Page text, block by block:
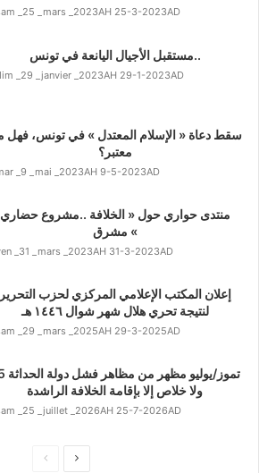
_25 _mars _2023AH 25-3-2023AD
مستقبل الأجيال اليانعة في تونس..
_29 _janvier _2023AH 29-1-2023AD
سقط دعاة « الإسلام المعتدل » في تونس، فهل
معتبر؟
_9 _mai _2023AH 9-5-2023AD
منتدى حواري حول « الخلافة ..مشروع حضاري
مشرق «
_31 _mars _2023AH 31-3-2023AD
إعلان المكتب الإعلامي المركزي لحزب التحرير
لنتيجة تحري هلال شهر شوال ١٤٤٦ هـ
_29 _mars _2025AH 29-3-2025AD
25 تموز/
ولا خلاص إلا بإقامة الخلافة الراشدة
_25 _juillet _2026AH 25-7-2026AD